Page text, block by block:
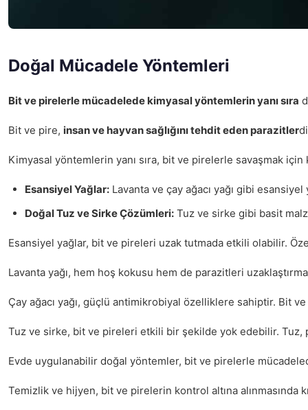
Doğal Mücadele Yöntemleri
Bit ve pirelerle mücadelede kimyasal yöntemlerin yanı sıra
Bit ve pire, insan ve hayvan sağlığını tehdit eden parazitler
Kimyasal yöntemlerin yanı sıra, bit ve pirelerle savaşmak
Esansiyel Yağlar: Lavanta ve çay ağacı yağı gibi
Doğal Tuz ve Sirke Çözümleri: Tuz ve sirke gibi basit
Esansiyel yağlar, bit ve pireleri uzak tutmada etkili olabilir.
Lavanta yağı, hem hoş kokusu hem de parazitleri
Çay ağacı yağı, güçlü antimikrobiyal özelliklere sahiptir. Bit
Tuz ve sirke, bit ve pireleri etkili bir şekilde yok edebilir. Tuz,
Evde uygulanabilir doğal yöntemler, bit ve pirelerle
Temizlik ve hijyen, bit ve pirelerin kontrol altına alınmasında